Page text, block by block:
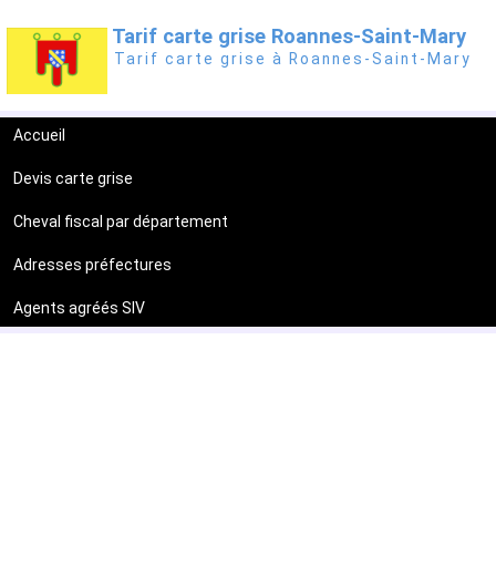
Tarif carte grise Roannes-Saint-Mary
Tarif carte grise à Roannes-Saint-Mary
Accueil
Devis carte grise
Cheval fiscal par département
Adresses préfectures
Agents agréés SIV